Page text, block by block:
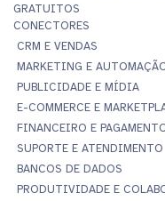
GRATUITOS
CONECTORES
CRM E VENDAS
MARKETING E
PUBLICIDADE E MÍDIA
E-COMMERCE E
FINANCEIRO E
SUPORTE E ATENDIMENTO
BANCOS DE DADOS
PRODUTIVIDADE E